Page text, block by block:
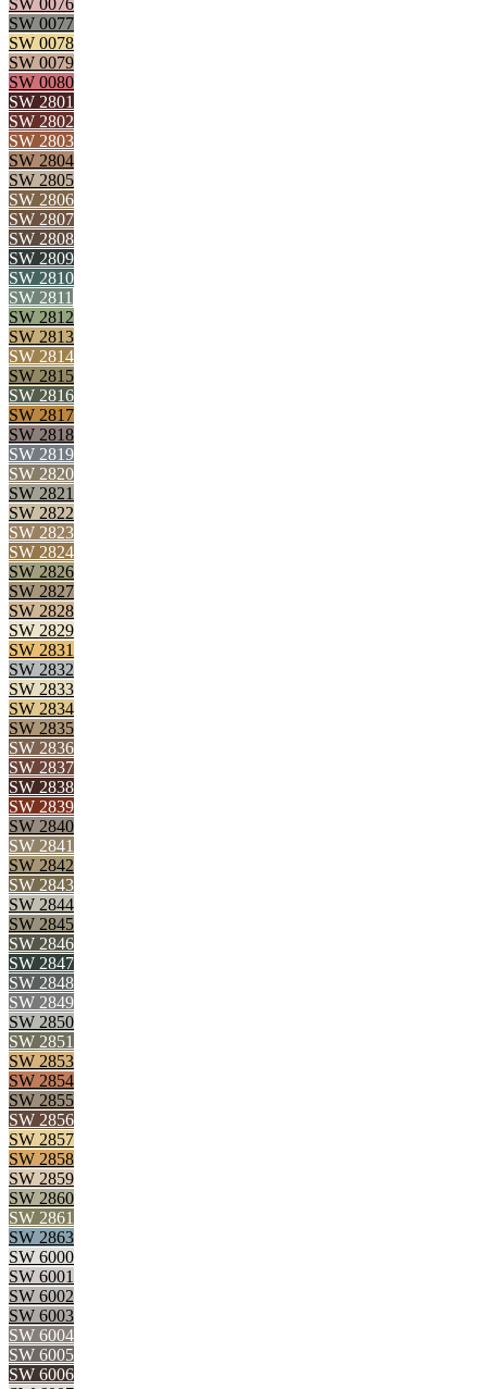
SW 0076
SW 0077
SW 0078
SW 0079
SW 0080
SW 2801
SW 2802
SW 2803
SW 2804
SW 2805
SW 2806
SW 2807
SW 2808
SW 2809
SW 2810
SW 2811
SW 2812
SW 2813
SW 2814
SW 2815
SW 2816
SW 2817
SW 2818
SW 2819
SW 2820
SW 2821
SW 2822
SW 2823
SW 2824
SW 2826
SW 2827
SW 2828
SW 2829
SW 2831
SW 2832
SW 2833
SW 2834
SW 2835
SW 2836
SW 2837
SW 2838
SW 2839
SW 2840
SW 2841
SW 2842
SW 2843
SW 2844
SW 2845
SW 2846
SW 2847
SW 2848
SW 2849
SW 2850
SW 2851
SW 2853
SW 2854
SW 2855
SW 2856
SW 2857
SW 2858
SW 2859
SW 2860
SW 2861
SW 2863
SW 6000
SW 6001
SW 6002
SW 6003
SW 6004
SW 6005
SW 6006